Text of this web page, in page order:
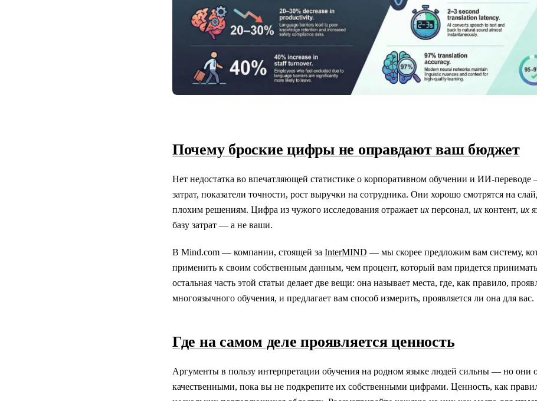
Почему броские цифры не оправдают ваш бюджет
Нет недостатка во впечатляющей статистике о корпоративном обучении и ИИ-
затрат, показатели точности, рост выручки на сотрудника. Они хорошо смотрятся на
плохим решениям. Цифра из чужого исследования отражает их персонал, их контент, их
базу затрат — а не ваши.
В Mind.com — компании, стоящей за InterMIND — мы скорее предложим вам систему,
применить к своим собственным данным, чем процент, который вам придется
остальная часть этой статьи делает две вещи: она называет места, где, как правило,
многоязычного обучения, и предлагает вам способ измерить, проявляется ли она для вас.
Где на самом деле проявляется ценность
Аргументы в пользу интерпретации обучения на родном языке людей сильны — но они
качественными, пока вы не подкрепите их собственными цифрами. Ценность, как